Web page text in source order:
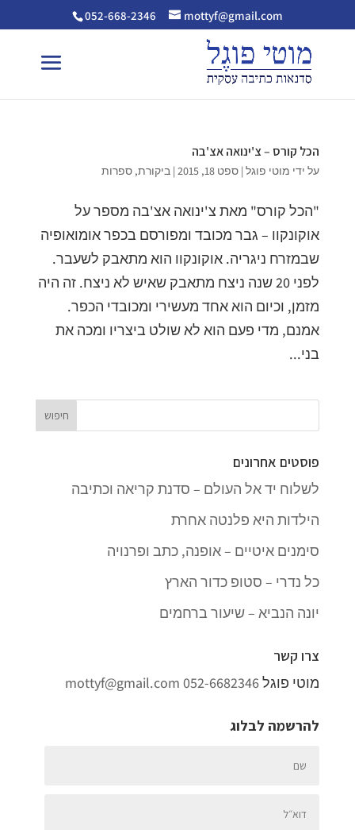
052-668-2346 mottyf@gmail.com
הכל קורס – צ'ינואה אצ'בה
על ידי מוטי פוגל| ספט 18, 2015 | ביקורת, ספרות
"הכל קורס" מאת צ'ינואה אצ'בה מספר על
אוקונקוו – גבר מכובד ומפורסם בכפר אומואופיה
שבמזרח ניגריה. אוקונקוו הוא מתאבק לשעבר.
לפני 20 שנה ניצח מתאבק שאיש לא ניצח. זה היה
מזמן, וכיום הוא אחד מעשירי ומכובדי הכפר.
אמנם, מדי פעם הוא לא שולט ביצריו ומכה את
בני...
פוסטים אחרונים
לשלוח יד אל העולם – סדנת קריאה וכתיבה
הילדות היא פלנטה אחרת
סימנים איטיים – אופנה, כתב ופרנויה
כל נדרי – סטופ כדור הארץ
יונה הנביא – שיעור ברחמים
צרו קשר
מוטי פוגל052-6682346
mottyf@gmail.com
להרשמה לבלוג